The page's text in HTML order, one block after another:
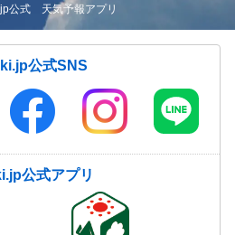
公式 天気予報アプリ
公式SNS
公式アプリ